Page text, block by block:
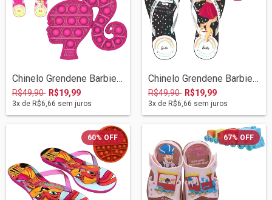
Chinelo Grendene Barbie Pop It 10/2021 2...
R$49,90 R$19,99
3x de R$6,66 sem juros
Chinelo Grendene Barbie Pop It 10/2021 2...
R$49,90 R$19,99
3x de R$6,66 sem juros
60% OFF 67% OFF